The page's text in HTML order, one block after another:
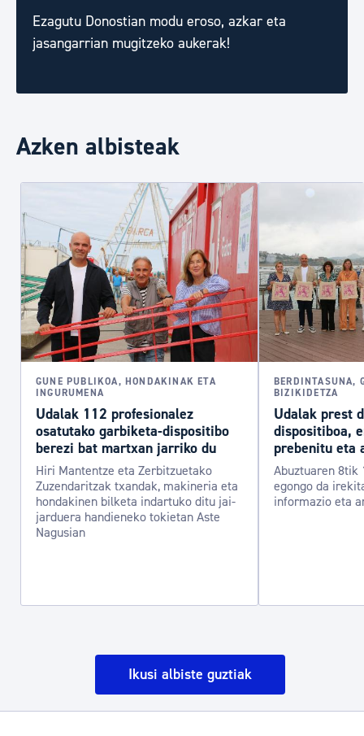
Ezagutu Donostian modu eroso, azkar eta
jasangarrian mugitzeko aukerak!
Azken albisteak
GUNE PUBLIKOA, HONDAKINAK ETA
INGURUMENA
Udalak 112 profesionalez
osatutako garbiketa-dispositibo
berezi bat martxan jarriko du
Hiri Mantentze eta Zerbitzuetako
Zuzendaritzak txandak, makineria eta
hondakinen bilketa indartuko ditu jai-
jarduera handieneko tokietan Aste
Nagusian
BERDINTASUNA,
BIZIKIDETZA
Udalak prest
dispositiboa,
prebenitu eta
Abuztuaren 8tik
egongo da
informazio eta
Ikusi albiste guztiak